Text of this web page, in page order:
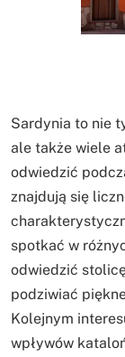
Sardynia to nie
ale także wiele
odwiedzić
znajdują się
spotkać w
odwiedzić
podziwiać
Kolejnym
wpływów